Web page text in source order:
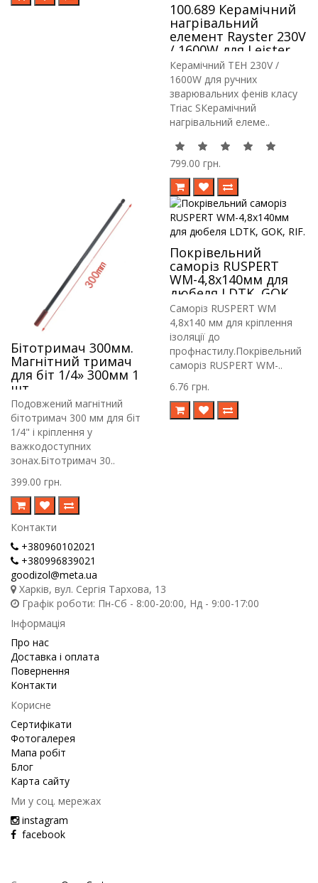
100.689 Керамічний
нагрівальний
елемент Rayster 230V
/ 1600W для Leister
Triac S, Goodizol ST,
Hot Air Tool ST та
аналогів
Керамічний ТЕН 230V /
1600W для ручних
зварювальних фенів класу
Triac SКерамічний
нагрівальний елеме..
799.00 грн.
Бітотримач 300мм.
Магнітний тримач
для біт 1/4» 300мм 1
шт
Подовжений магнітний
бітотримач 300 мм для біт
1/4" і кріплення у
важкодоступних
зонах.Бітотримач 30..
399.00 грн.
Покрівельний
саморіз RUSPERT
WM-4,8х140мм для
дюбеля LDTK, GOK,
RIF.
Саморіз RUSPERT WM
4,8х140 мм для кріплення
ізоляції до
профнастилу.Покрівельний
саморіз RUSPERT WM-..
6.76 грн.
Контакти
+380960102021
+380996839021
goodizol@meta.ua
Харків, вул. Сергія Тархова, 13
Графік роботи: Пн-Сб - 8:00-20:00, Нд - 9:00-17:00
Інформація
Про нас
Доставка і оплата
Повернення
Контакти
Корисне
Сертифікати
Фотогалерея
Мапа робіт
Блог
Карта сайту
Ми у соц. мережах
instagram
facebook